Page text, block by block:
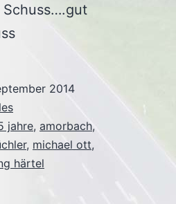
2014
jahre, amorbach,
, michael ott,
härtel